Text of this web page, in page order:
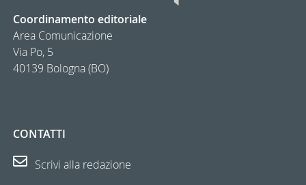
Coordinamento editoriale
Area Comunicazione
Via Po, 5
40139 Bologna (BO)
CONTATTI
Scrivi alla redazione